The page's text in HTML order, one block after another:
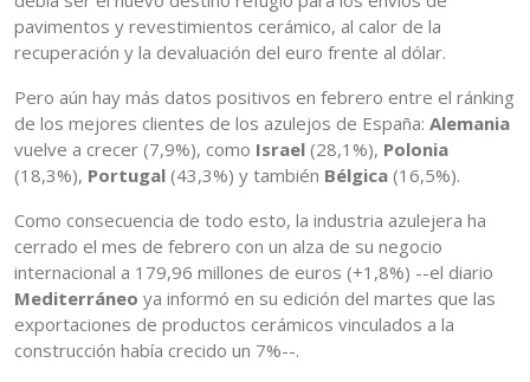
pavimentos y revestimientos cerámico, al calor de la
recuperación y la devaluación del euro frente al dólar.
Pero aún hay más datos positivos en febrero entre el ránking
de los mejores clientes de los azulejos de España: Alemania
vuelve a crecer (7,9%), como Israel (28,1%), Polonia
(18,3%), Portugal (43,3%) y también Bélgica (16,5%).
Como consecuencia de todo esto, la industria azulejera ha
cerrado el mes de febrero con un alza de su negocio
internacional a 179,96 millones de euros (+1,8%) --el diario
Mediterráneo ya informó en su edición del martes que las
exportaciones de productos cerámicos vinculados a la
construcción había crecido un 7%--.